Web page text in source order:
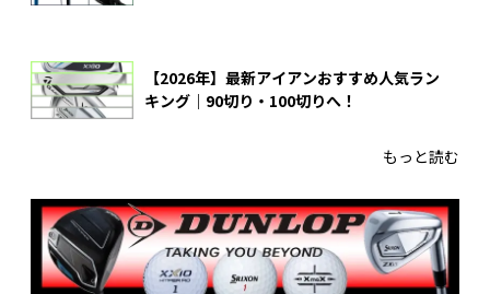
【2026年】最新アイアンおすすめ人気ラン
キング｜90切り・100切りへ！
もっと読む